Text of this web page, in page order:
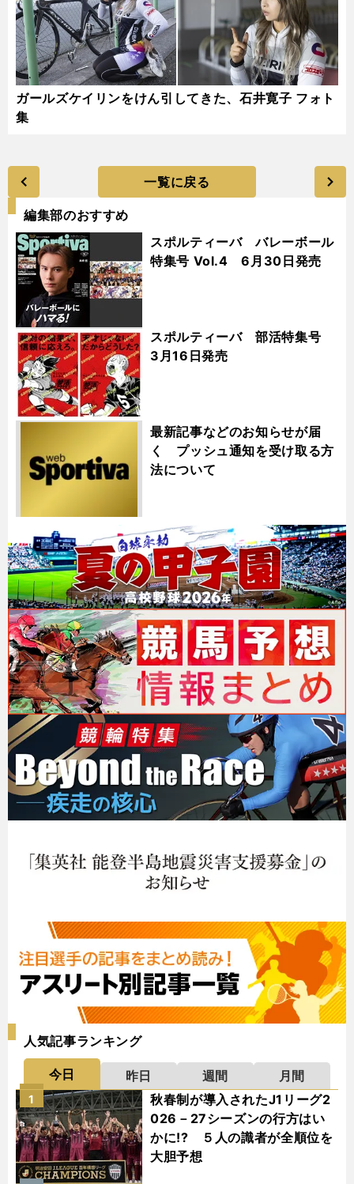
ガールズケイリンをけん引してきた、石井寛子 フォト
集
一覧に戻る
編集部のおすすめ
スポルティーバ バレーボール
特集号 Vol.4 6月30日発売
スポルティーバ 部活特集号
3月16日発売
最新記事などのお知らせが届
く プッシュ通知を受け取る方
法について
人気記事ランキング
今日 昨日 週間
月間
秋春制が導入されたJ1リーグ2
026－27シーズンの行方はい
かに!? ５人の識者が全順位を
大胆予想
1